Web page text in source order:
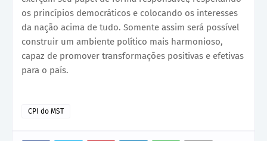
os princípios democráticos e colocando os interesses
da nação acima de tudo. Somente assim será possível
construir um ambiente político mais harmonioso,
capaz de promover transformações positivas e efetivas
para o país.
CPI do MST